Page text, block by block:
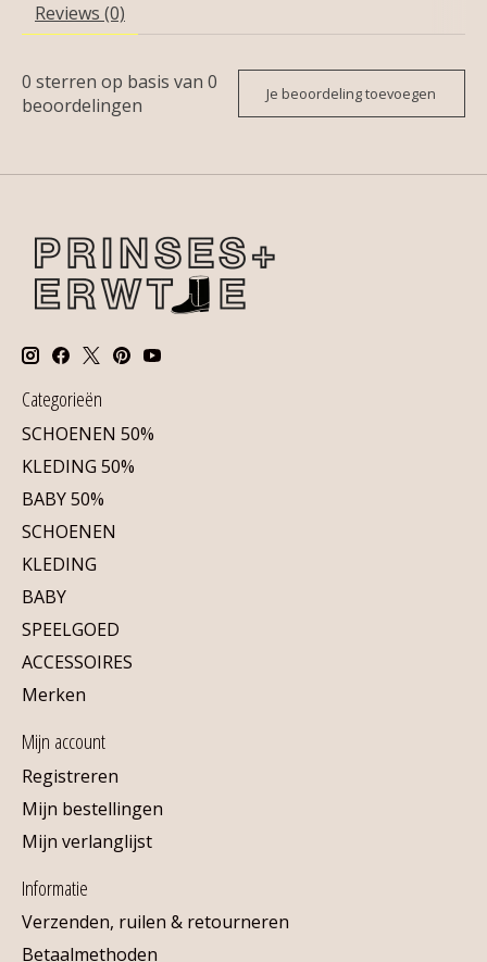
Reviews (0)
0 sterren op basis van 0
beoordelingen
Je beoordeling toevoegen
Categorieën
SCHOENEN 50%
KLEDING 50%
BABY 50%
SCHOENEN
KLEDING
BABY
SPEELGOED
ACCESSOIRES
Merken
Mijn account
Registreren
Mijn bestellingen
Mijn verlanglijst
Informatie
Verzenden, ruilen & retourneren
Betaalmethoden